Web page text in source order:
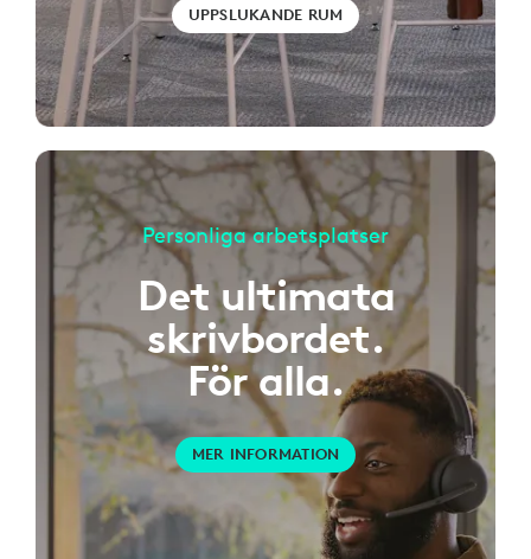
UPPSLUKANDE RUM
Personliga arbetsplatser
Det ultimata
skrivbordet.
För alla.
MER INFORMATION